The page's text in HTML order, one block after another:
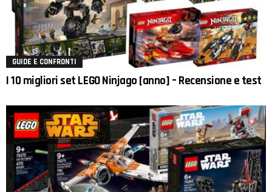
GUIDE E CONFRONTI
I 10 migliori set LEGO Ninjago [anno] – Recensione e test